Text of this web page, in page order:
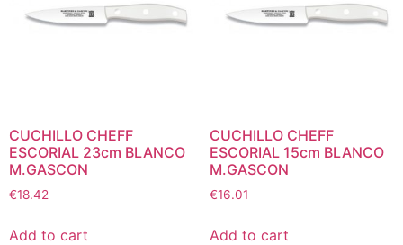
CUCHILLO CHEFF
ESCORIAL 23cm BLANCO
M.GASCON
€18.42
Add to cart
CUCHILLO CHEFF
ESCORIAL 15cm BLANCO
M.GASCON
€16.01
Add to cart